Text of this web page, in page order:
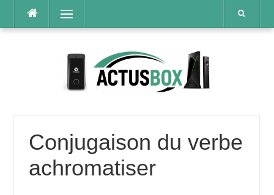
contenu
Menu
Conjugaison du verbe
achromatiser